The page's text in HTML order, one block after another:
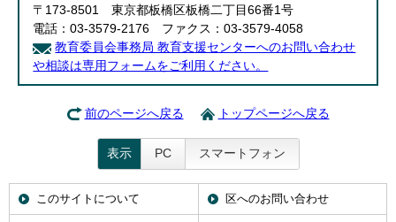
〒173-8501 東京都板橋区板橋二丁目66番1号
電話：03-3579-2176 ファクス：03-3579-4058
教育委員会事務局 教育支援センターへのお問い合わせ
や相談は専用フォームをご利用ください。
前のページへ戻る トップページへ戻る
表示 PC スマートフォン
このサイトについて 区へのお問い合わせ